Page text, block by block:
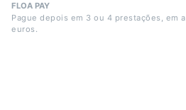
FLOA PAY
Pague depois em 3 ou 4 prestações, em
euros.